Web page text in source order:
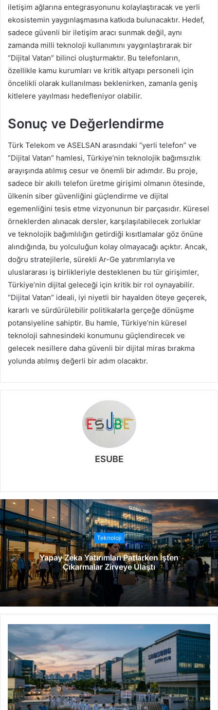
iletişim ağlarına entegrasyonunu kolaylaştıracak ve yerli
ekosistemin yaygınlaşmasına katkıda bulunacaktır. Hedef,
sadece güvenli bir iletişim aracı sunmak değil, aynı
zamanda milli teknoloji kullanımını yaygınlaştırarak bir
“Dijital Vatan” bilinci oluşturmaktır. Bu telefonların,
özellikle kamu kurumları ve kritik altyapı personeli için
öncelikli olarak kullanılması beklenirken, zamanla geniş
kitlelere yayılması hedefleniyor olabilir.
Sonuç ve Değerlendirme
Türk Telekom ve ASELSAN arasındaki “yerli telefon” ve
“Dijital Vatan” hamlesi, Türkiye’nin teknolojik bağımsızlık
arayışında atılmış cesur ve önemli bir adımdır. Bu proje,
sadece bir akıllı telefon üretme girişimi olmanın ötesinde,
ülkenin siber güvenliğini güçlendirme ve dijital
egemenliğini tesis etme vizyonunun bir parçasıdır. Küresel
örneklerden alınacak dersler, karşılaşılabilecek zorluklar
ve teknolojik bağımlılığın getirdiği kısıtlamalar göz önüne
alındığında, bu yolculuğun kolay olmayacağı açıktır. Ancak,
doğru stratejilerle, sürekli Ar-Ge yatırımlarıyla ve
uluslararası iş birlikleriyle desteklenen bu tür girişimler,
Türkiye’nin dijital geleceği için kritik bir rol oynayabilir.
“Dijital Vatan” ideali, iyi niyetli bir hayalden öteye geçerek,
kararlı ve sürdürülebilir politikalarla gerçeğe dönüşme
potansiyeline sahiptir. Bu hamle, Türkiye’nin küresel
teknoloji sahnesindeki konumunu güçlendirecek ve
gelecek nesillere daha güvenli bir dijital miras bırakma
yolunda atılmış değerli bir adım olacaktır.
ESUBE
b
s
i
t
e
s
i
Teknoloji
Yapay Zeka Yatırımları Patlarken İşten
Çıkarmalar Zirveye Ulaştı